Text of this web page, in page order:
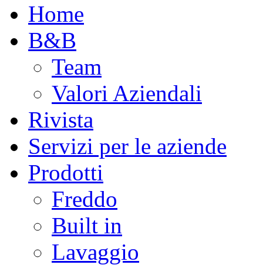
Home
B&B
Team
Valori Aziendali
Rivista
Servizi per le aziende
Prodotti
Freddo
Built in
Lavaggio